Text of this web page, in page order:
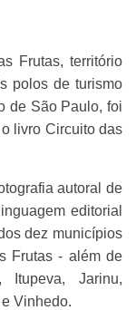
Frutas, território
polos de turismo
de São Paulo, foi
livro Circuito das
autoral de
editorial
dez municípios
Frutas - além de
Itupeva, Jarinu,
Vinhedo.